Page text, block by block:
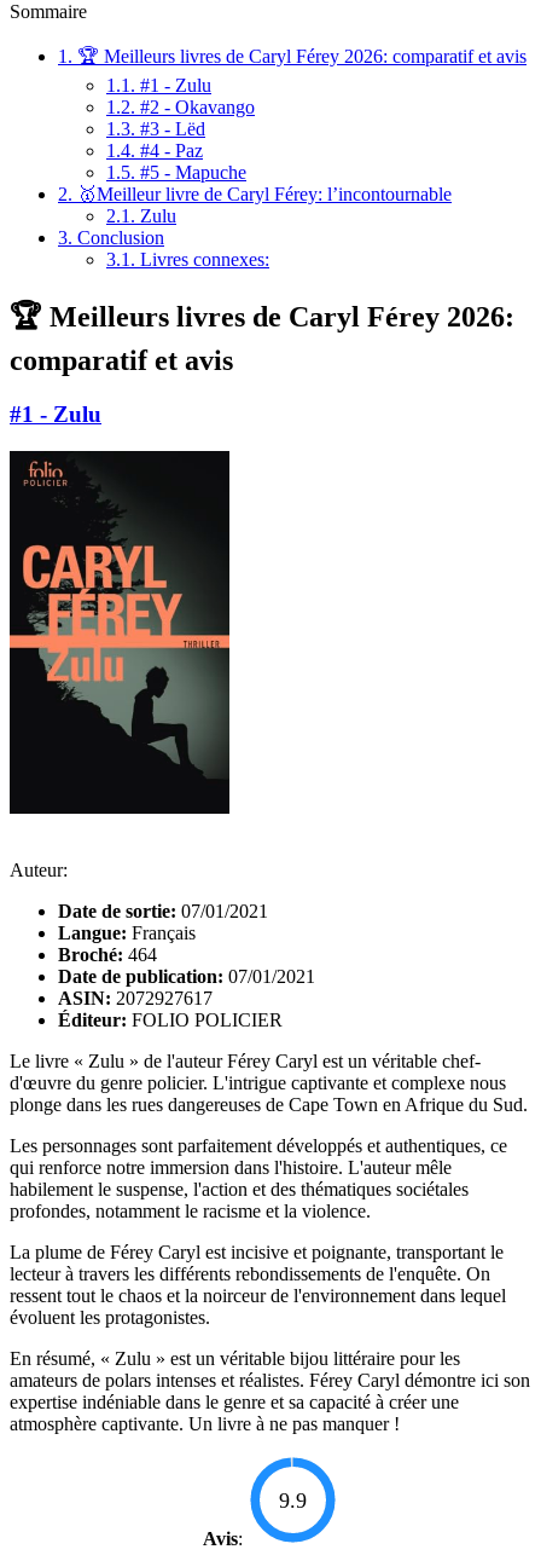
Sommaire
1. 🏆 Meilleurs livres de Caryl Férey 2026: comparatif et avis
1.1. #1 - Zulu
1.2. #2 - Okavango
1.3. #3 - Lëd
1.4. #4 - Paz
1.5. #5 - Mapuche
2. 🥇Meilleur livre de Caryl Férey: l’incontournable
2.1. Zulu
3. Conclusion
3.1. Livres connexes:
🏆 Meilleurs livres de Caryl Férey 2026:
comparatif et avis
#1 - Zulu
Auteur:
Date de sortie: 07/01/2021
Langue: Français
Broché: 464
Date de publication: 07/01/2021
ASIN: 2072927617
Éditeur: FOLIO POLICIER
Le livre « Zulu » de l'auteur Férey Caryl est un véritable chef-
d'œuvre du genre policier. L'intrigue captivante et complexe nous
plonge dans les rues dangereuses de Cape Town en Afrique du Sud.
Les personnages sont parfaitement développés et authentiques, ce
qui renforce notre immersion dans l'histoire. L'auteur mêle
habilement le suspense, l'action et des thématiques sociétales
profondes, notamment le racisme et la violence.
La plume de Férey Caryl est incisive et poignante, transportant le
lecteur à travers les différents rebondissements de l'enquête. On
ressent tout le chaos et la noirceur de l'environnement dans lequel
évoluent les protagonistes.
En résumé, « Zulu » est un véritable bijou littéraire pour les
amateurs de polars intenses et réalistes. Férey Caryl démontre ici son
expertise indéniable dans le genre et sa capacité à créer une
atmosphère captivante. Un livre à ne pas manquer !
Avis:
9.9